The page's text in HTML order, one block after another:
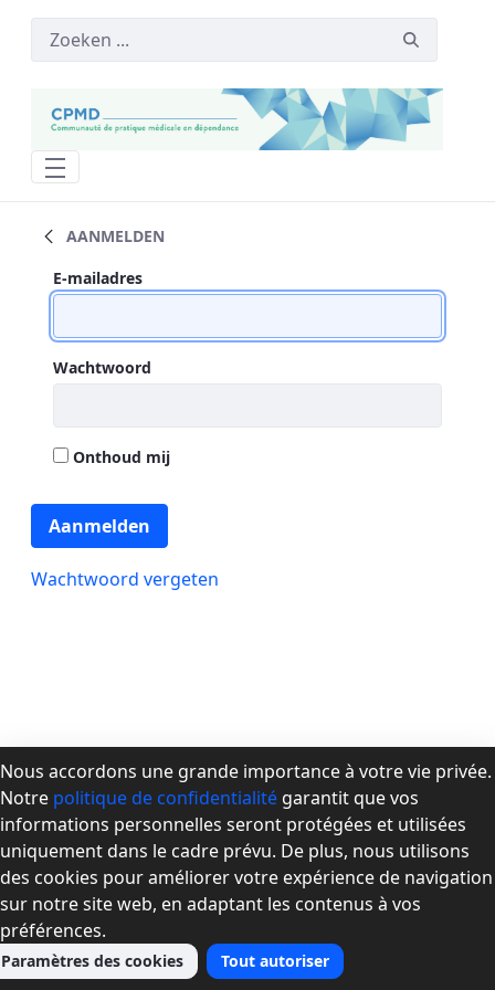
AANMELDEN
Aanmelden
Aanmelden
E-mailadres
Wachtwoord
Onthoud mij
Aanmelden
Wachtwoord vergeten
À propos de la CPMD
Devenir membre
Se connecter
Nous joindre
Nous accordons une grande importance à votre vie privée.
Notre politique de confidentialité garantit que vos
informations personnelles seront protégées et utilisées
uniquement dans le cadre prévu. De plus, nous utilisons
des cookies pour améliorer votre expérience de navigation
sur notre site web, en adaptant les contenus à vos
préférences.
Paramètres des cookies Tout autoriser